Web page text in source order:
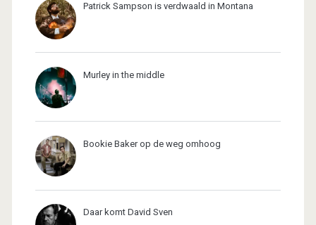
Patrick Sampson is verdwaald in Montana
Murley in the middle
Bookie Baker op de weg omhoog
Daar komt David Sven